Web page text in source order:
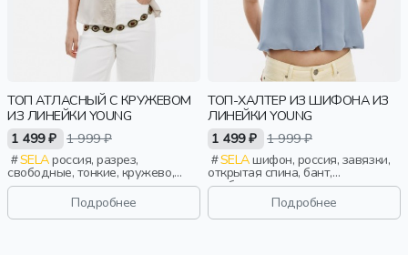
ТОП АТЛАСНЫЙ С КРУЖЕВОМ
ИЗ ЛИНЕЙКИ YOUNG
1 499 ₽ 1 999 ₽
SELAроссия, разрез,
свободные, тонкие, кружево,
девочки, старшеклассники, дети
Подробнее
ТОП-ХАЛТЕР ИЗ ШИФОНА ИЗ
ЛИНЕЙКИ YOUNG
1 499 ₽ 1 999 ₽
SELAшифон, россия, завязки,
открытая спина, бант,
свободные, воротник, девочки,
старшеклассники, дети
Подробнее